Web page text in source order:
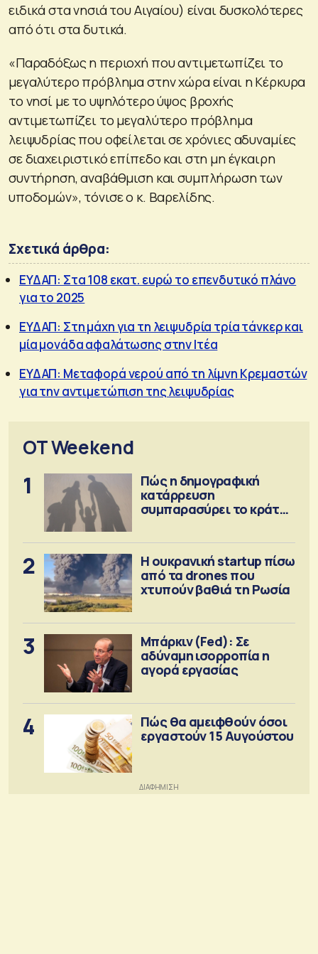
ειδικά στα νησιά του Αιγαίου) είναι δυσκολότερες
από ότι στα δυτικά.
«Παραδόξως η περιοχή που αντιμετωπίζει το
μεγαλύτερο πρόβλημα στην χώρα είναι η Κέρκυρα
το νησί με το υψηλότερο ύψος βροχής
αντιμετωπίζει το μεγαλύτερο πρόβλημα
λειψυδρίας που οφείλεται σε χρόνιες αδυναμίες
σε διαχειριστικό επίπεδο και στη μη έγκαιρη
συντήρηση, αναβάθμιση και συμπλήρωση των
υποδομών», τόνισε ο κ. Βαρελίδης.
Σχετικά άρθρα:
ΕΥΔΑΠ: Στα 108 εκατ. ευρώ το επενδυτικό πλάνο
για το 2025
ΕΥΔΑΠ: Στη μάχη για τη λειψυδρία τρία τάνκερ και
μία μονάδα αφαλάτωσης στην Ιτέα
ΕΥΔΑΠ: Μεταφορά νερού από τη λίμνη Κρεμαστών
για την αντιμετώπιση της λειψυδρίας
OT Weekend
1
Πώς η δημογραφική
κατάρρευση
συμπαρασύρει το κράτος
2
Η ουκρανική startup πίσω
από τα drones που
χτυπούν βαθιά τη Ρωσία
3
Μπάρκιν (Fed): Σε
αδύναμη ισορροπία η
αγορά εργασίας
4
Πώς θα αμειφθούν όσοι
εργαστούν 15 Αυγούστου